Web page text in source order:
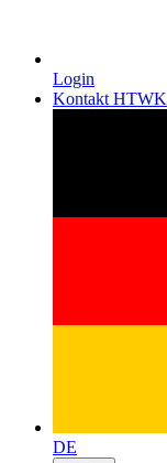
Login
Kontakt HTWK
DE